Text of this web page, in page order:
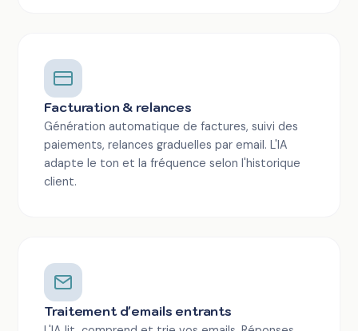
Facturation & relances
Génération automatique de factures, suivi des
paiements, relances graduelles par email. L'IA
adapte le ton et la fréquence selon l'historique
client.
Traitement d'emails entrants